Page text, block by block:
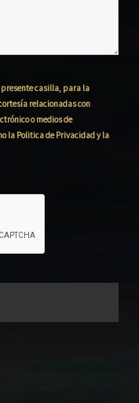
presente casilla, para la
relacionadas con
o medios de
la Politica de Privacidad y la